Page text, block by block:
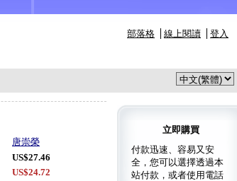
部落格 線上閱讀 登入
立即購買
付款迅速、容易又安
全，您可以選擇透過本
站付款，或者使用電話
唐崇榮
US$27.46
US$24.72